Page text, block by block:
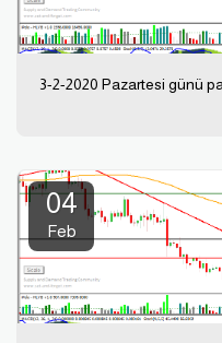
3-2-2020 Pazartesi günü
04
Feb